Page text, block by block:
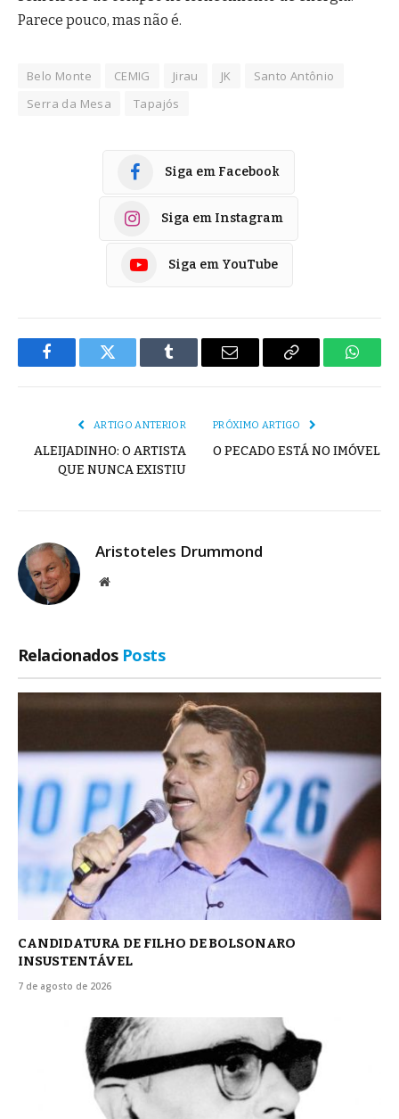
Parece pouco, mas não é.
Belo Monte CEMIG Jirau JK
Santo Antônio
Serra da Mesa
Tapajós
Siga em Facebook
Siga em Instagram
Siga em YouTube
FacebookTwitter Tumblr
E-
Copiar
ARTIGO ANTERIOR
ALEIJADINHO: O ARTISTA
QUE NUNCA EXISTIU
PRÓXIMO ARTIGO
O PECADO ESTÁ NO IMÓVEL
Aristoteles Drummond
Site
Relacionados Posts
CANDIDATURA DE FILHO DE BOLSONARO
INSUSTENTÁVEL
7 de agosto de 2026